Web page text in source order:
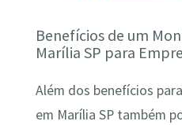
Benefícios de um
Marília SP para
Além dos benefícios
em Marília SP também